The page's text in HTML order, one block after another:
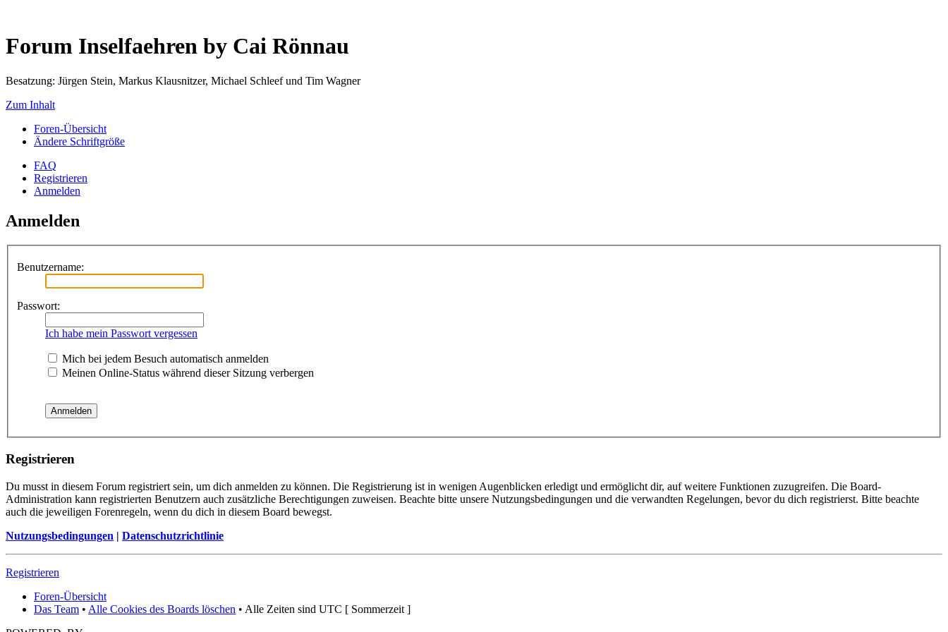
Forum Inselfaehren by Cai Rönnau
Besatzung: Jürgen Stein, Markus Klausnitzer, Michael Schleef und Tim Wagner
Zum Inhalt
Foren-Übersicht
Ändere Schriftgröße
FAQ
Registrieren
Anmelden
Anmelden
Benutzername:
Passwort:
Ich habe mein Passwort vergessen
Mich bei jedem Besuch automatisch anmelden
Meinen Online-Status während dieser Sitzung verbergen
Registrieren
Du musst in diesem Forum registriert sein, um dich anmelden zu können. Die Registrierung ist in wenigen Augenblicken erledigt und ermöglicht dir, auf weitere Funktionen zuzugreifen. Die Board-
Administration kann registrierten Benutzern auch zusätzliche Berechtigungen zuweisen. Beachte bitte unsere Nutzungsbedingungen und die verwandten Regelungen, bevor du dich registrierst. Bitte beachte
auch die jeweiligen Forenregeln, wenn du dich in diesem Board bewegst.
Nutzungsbedingungen | Datenschutzrichtlinie
Registrieren
Foren-Übersicht
Das Team • Alle Cookies des Boards löschen • Alle Zeiten sind UTC [ Sommerzeit ]